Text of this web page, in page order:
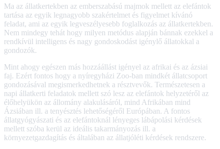
Ma az állatkertekben az emberszabású majmok mellett az elefántok
tartása az egyik legnagyobb szakértelmet és figyelmet kívánó
feladat, ami az egyik legveszélyesebb foglalkozás az állatkertekben.
Nem mindegy tehát hogy milyen metódus alapján bánnak ezekkel a
rendkívül intelligens és nagy gondoskodást igénylő állatokkal a
gondozók.
Mint ahogy egészen más hozzáállást igényel az afrikai és az ázsiai
faj. Ezért fontos hogy a nyíregyházi Zoo-ban mindkét állatcsoport
gondozásával megismerkedhetnek a résztvevők. Természetesen a
napi állatkerti feladatok mellett szó lesz az elefántok helyzetéről az
élőhelyükön az állomány alakulásáról, mind Afrikában mind
Ázsiában ill. a tenyésztés lehetőségéről Európában. A fontos
állatgyógyászati és az elefántoknál lényeges lábápolási kérdések
mellett szóba kerül az ideális takarmányozás ill. a
környezetgazdagítás és általában az állatjóléti kérdések rendszere.